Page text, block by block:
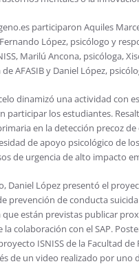
participaron Aquiles
López, psicólogo y
Marilú Ancona, psicóloga,
AFASIB y Daniel López,
dinamizó una actividad con
participar los estudiantes.
en la detección precoz de
de apoyo psicológico de
de urgencia de alto impacto
Daniel López presentó el
prevención de conducta
que están previstas publicar
la colaboración con el SAP.
ISNISS de la Facultad de
de un video realizado por uno